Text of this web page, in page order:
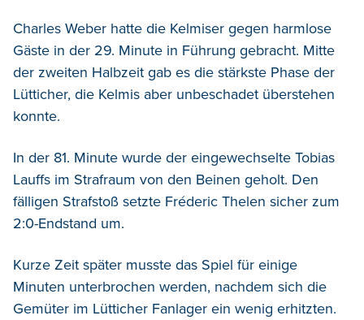
Charles Weber hatte die Kelmiser gegen harmlose
Gäste in der 29. Minute in Führung gebracht. Mitte
der zweiten Halbzeit gab es die stärkste Phase der
Lütticher, die Kelmis aber unbeschadet überstehen
konnte.
In der 81. Minute wurde der eingewechselte Tobias
Lauffs im Strafraum von den Beinen geholt. Den
fälligen Strafstoß setzte Fréderic Thelen sicher zum
2:0-Endstand um.
Kurze Zeit später musste das Spiel für einige
Minuten unterbrochen werden, nachdem sich die
Gemüter im Lütticher Fanlager ein wenig erhitzten.